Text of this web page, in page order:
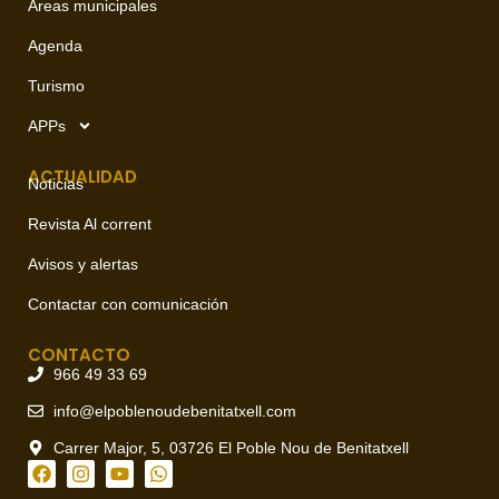
Áreas municipales
Agenda
Turismo
APPs
ACTUALIDAD
Noticias
Revista Al corrent
Avisos y alertas
Contactar con comunicación
CONTACTO
966 49 33 69
info@elpoblenoudebenitatxell.com
Carrer Major, 5, 03726 El Poble Nou de Benitatxell